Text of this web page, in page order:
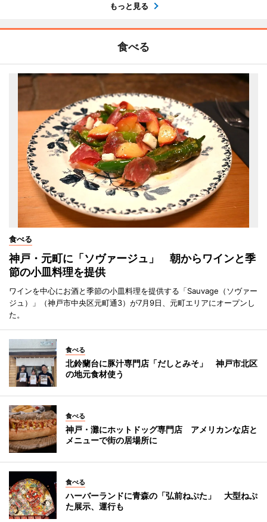
もっと見る
食べる
食べる
神戸・元町に「ソヴァージュ」 朝からワインと季
節の小皿料理を提供
ワインを中心にお酒と季節の小皿料理を提供する「Sauvage（ソヴァー
ジュ）」（神戸市中央区元町通3）が7月9日、元町エリアにオープンし
た。
食べる
北鈴蘭台に豚汁専門店「だしとみそ」 神戸市北区
の地元食材使う
食べる
神戸・灘にホットドッグ専門店 アメリカンな店と
メニューで街の居場所に
食べる
ハーバーランドに青森の「弘前ねぷた」 大型ねぷ
た展示、運行も